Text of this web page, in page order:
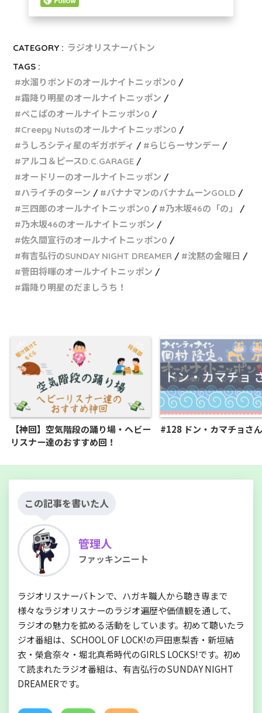
CATEGORY : ラジオリスナーバトン
TAGS :
水溜りボンドのオールナイトニッポン0
霜降り明星のオールナイトニッポン
ぺこぱのオールナイトニッポン0
Creepy Nutsのオールナイトニッポン0
うしろシティ星のギガボディ
らじらーサンデー
アルコ＆ピースD.C.GARAGE
オードリーのオールナイトニッポン
ハライチのターン
バナナマンのバナナムーンGOLD
三四郎のオールナイトニッポン0
乃木坂46の「の」
乃木坂46のオールナイトニッポン
佐久間宣行のオールナイトニッポン0
有吉弘行のSUNDAY NIGHT DREAMER
沈黙の金曜日
菅田将暉のオールナイトニッポン
霜降り明星のだましうち！
【神回】空気階段の踊り場・ヘビー
リスナー達のおすすめ回！
#128 ドン・カマチョさん
この記事を書いた人
管理人
ファッキンニート
ラジオリスナーバトンで、ハガキ職人から聴き専まで
様々なラジオリスナーのラジオ遍歴や価値観を通して、
ラジオの魅力を拡める活動をしています。初めて聴いたラ
ジオ番組は、SCHOOL OF LOCK!の戸田恵梨香・新垣結
衣・榮倉奈々・堀北真希時代のGIRLS LOCKS!です。初め
て読まれたラジオ番組は、有吉弘行のSUNDAY NIGHT
DREAMERです。